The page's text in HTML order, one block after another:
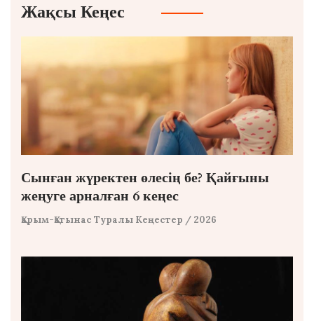
Жақсы Кеңес
Сынған жүректен өлесің бе? Қайғыны
жеңуге арналған 6 кеңес
Қарым-Қатынас Туралы Кеңестер / 2026